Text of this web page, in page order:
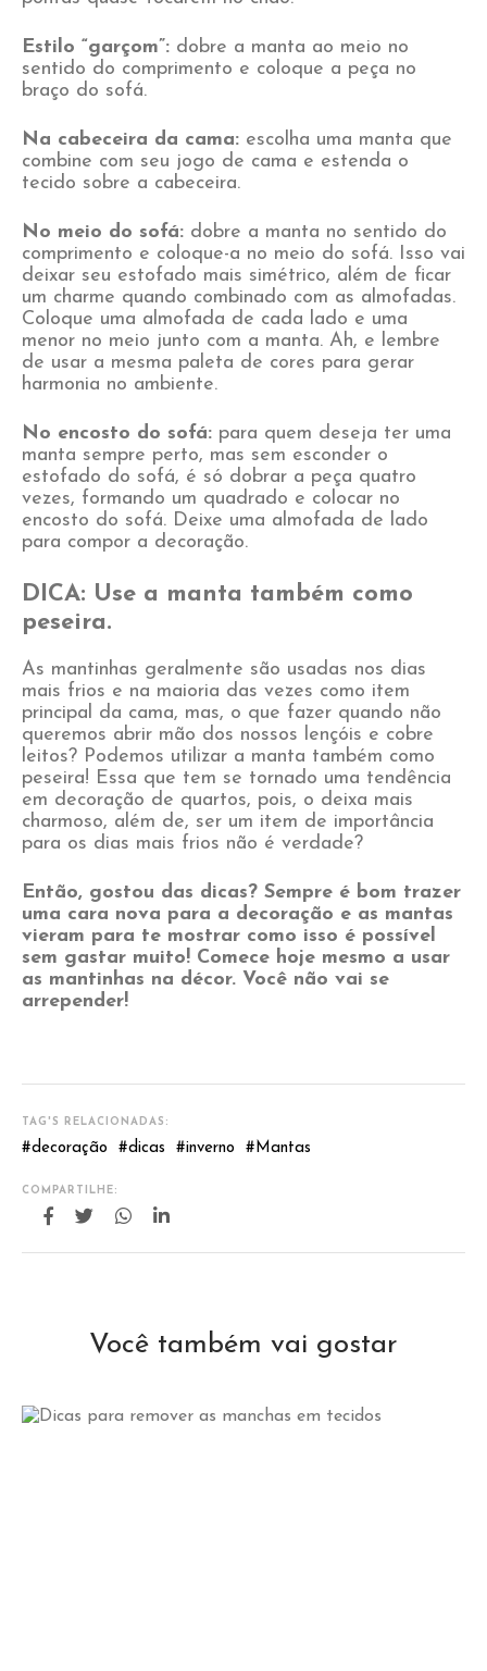
Estilo “garçom”: dobre a manta ao meio no
sentido do comprimento e coloque a peça no
braço do sofá.
Na cabeceira da cama: escolha uma manta que
combine com seu jogo de cama e estenda o
tecido sobre a cabeceira.
No meio do sofá: dobre a manta no sentido do
comprimento e coloque-a no meio do sofá. Isso vai
deixar seu estofado mais simétrico, além de ficar
um charme quando combinado com as almofadas.
Coloque uma almofada de cada lado e uma
menor no meio junto com a manta. Ah, e lembre
de usar a mesma paleta de cores para gerar
harmonia no ambiente.
No encosto do sofá: para quem deseja ter uma
manta sempre perto, mas sem esconder o
estofado do sofá, é só dobrar a peça quatro
vezes, formando um quadrado e colocar no
encosto do sofá. Deixe uma almofada de lado
para compor a decoração.
DICA: Use a manta também como
peseira.
As mantinhas geralmente são usadas nos dias
mais frios e na maioria das vezes como item
principal da cama, mas, o que fazer quando não
queremos abrir mão dos nossos lençóis e cobre
leitos? Podemos utilizar a manta também como
peseira! Essa que tem se tornado uma tendência
em decoração de quartos, pois, o deixa mais
charmoso, além de, ser um item de importância
para os dias mais frios não é verdade?
Então, gostou das dicas? Sempre é bom trazer
uma cara nova para a decoração e as mantas
vieram para te mostrar como isso é possível
sem gastar muito! Comece hoje mesmo a usar
as mantinhas na décor. Você não vai se
arrepender!
TAG'S RELACIONADAS:
#decoração #dicas #inverno #Mantas
COMPARTILHE:
Você também vai gostar